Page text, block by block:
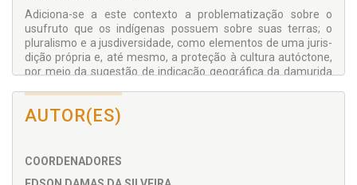
Adiciona-se a este contexto a problematização sobre o
usufruto que os indígenas pos­suem sobre suas terras; o
pluralismo e a jusdiversidade, como elementos de uma juris­
dição própria e, até mesmo, a proteção à cultura autóctone,
por meio da sugestão de indicação geográfica da damurida
Os conhecimentos tradicionais associados ao uso da
biodiversidade também são abordados sob o viés de
processo de manejo pesqueiro. Assunto ainda pouco
estudado no Direito.
AUTOR(ES)
COORDENADORES